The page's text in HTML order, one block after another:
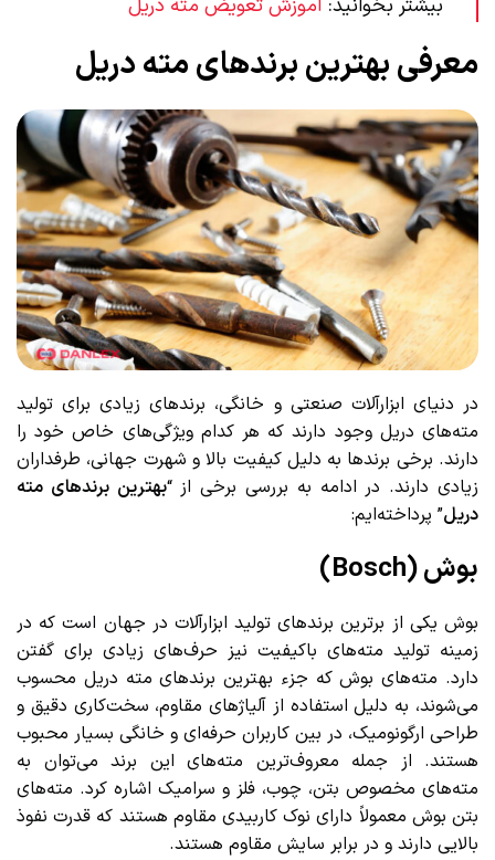
بیشتر بخوانید: آموزش تعویض مته دریل
معرفی بهترین برندهای مته دریل
در دنیای ابزارآلات صنعتی و خانگی، برندهای زیادی برای تولید
مته‌های دریل وجود دارند که هر کدام ویژگی‌های خاص خود را
دارند. برخی برندها به دلیل کیفیت بالا و شهرت جهانی، طرفداران
زیادی دارند. در ادامه به بررسی برخی از “بهترین برندهای مته
دریل” پرداخته‌ایم:
بوش (Bosch)
بوش یکی از برترین برندهای تولید ابزارآلات در جهان است که در
زمینه تولید مته‌های باکیفیت نیز حرف‌های زیادی برای گفتن
دارد. مته‌های بوش که جزء بهترین برندهای مته دریل محسوب
می‌شوند، به دلیل استفاده از آلیاژهای مقاوم، سخت‌کاری دقیق و
طراحی ارگونومیک، در بین کاربران حرفه‌ای و خانگی بسیار محبوب
هستند. از جمله معروف‌ترین مته‌های این برند می‌توان به
مته‌های مخصوص بتن، چوب، فلز و سرامیک اشاره کرد. مته‌های
بتن بوش معمولاً دارای نوک کاربیدی مقاوم هستند که قدرت نفوذ
بالایی دارند و در برابر سایش مقاوم هستند.